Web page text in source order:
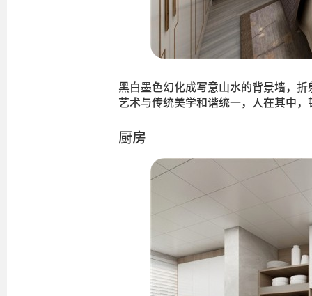
黑白墨色幻化成写意山水的背景墙，
艺术与传统美学和谐统一，人在其中，
厨房